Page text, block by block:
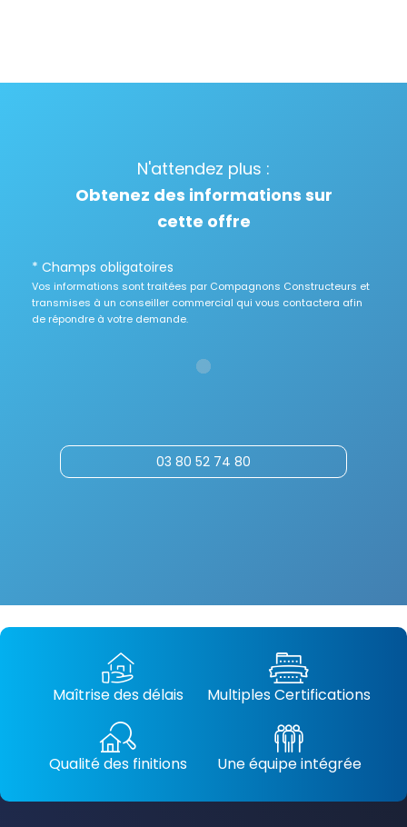
N'attendez plus :
Obtenez des informations sur
cette offre
* Champs obligatoires
Vos informations sont traitées par Compagnons Constructeurs et
transmises à un conseiller commercial qui vous contactera afin
de répondre à votre demande.
03 80 52 74 80
Maîtrise des délais Multiples Certifications
Qualité des finitions Une équipe intégrée